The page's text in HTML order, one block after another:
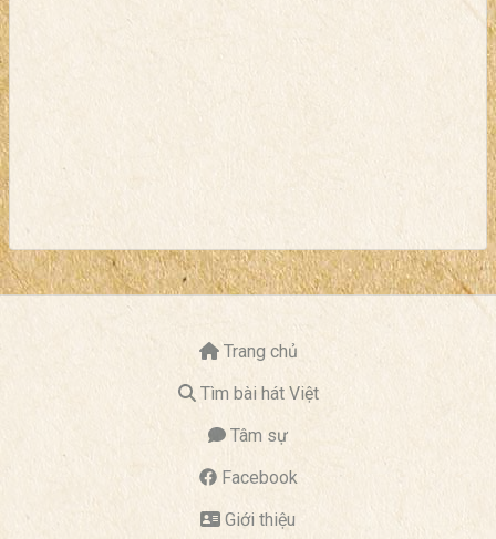
Trang chủ
Tìm bài hát Việt
Tâm sự
Facebook
Giới thiệu